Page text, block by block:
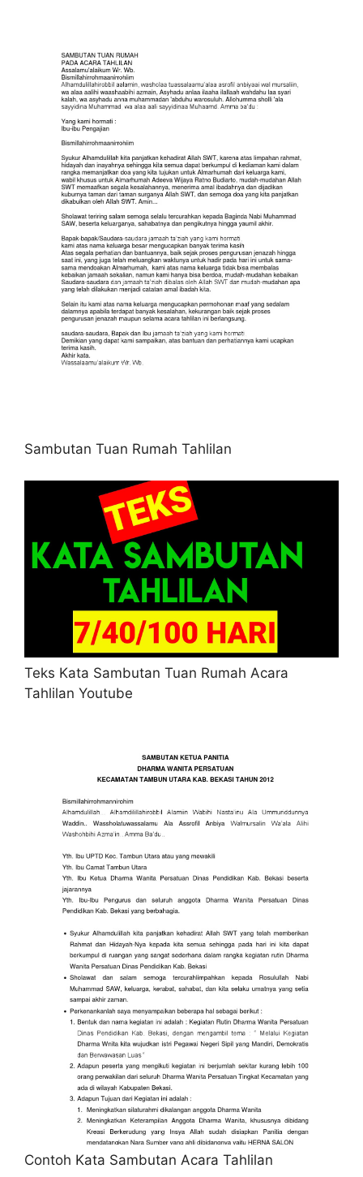
Sambutan Tuan Rumah Tahlilan
Teks Kata Sambutan Tuan Rumah Acara
Tahlilan Youtube
Contoh Kata Sambutan Acara Tahlilan